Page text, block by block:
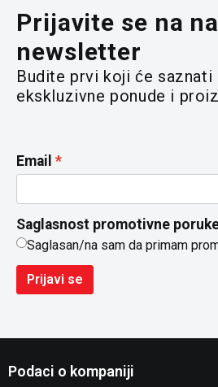
Prijavite se na
newsletter
Budite prvi koji će saznati
ekskluzivne ponude i
Email
Saglasnost promotivne
Saglasan/na sam da primam
Prijavi se
Podaci o kompaniji